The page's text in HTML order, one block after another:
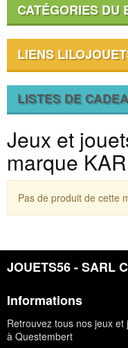
CATÉGORIES DU
LIENS
LISTES DE
Jeux et
marque
Pas de produit de cette
JOUETS56 - SARL
Informations
Retrouvez tous nos jeux
à Questembert